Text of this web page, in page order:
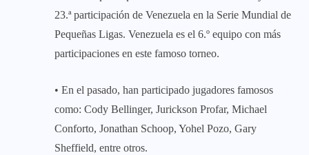
23.ª participación de Venezuela en la Serie Mundial de
Pequeñas Ligas. Venezuela es el 6.º equipo con más
participaciones en este famoso torneo.
• En el pasado, han participado jugadores famosos
como: Cody Bellinger, Jurickson Profar, Michael
Conforto, Jonathan Schoop, Yohel Pozo, Gary
Sheffield, entre otros.